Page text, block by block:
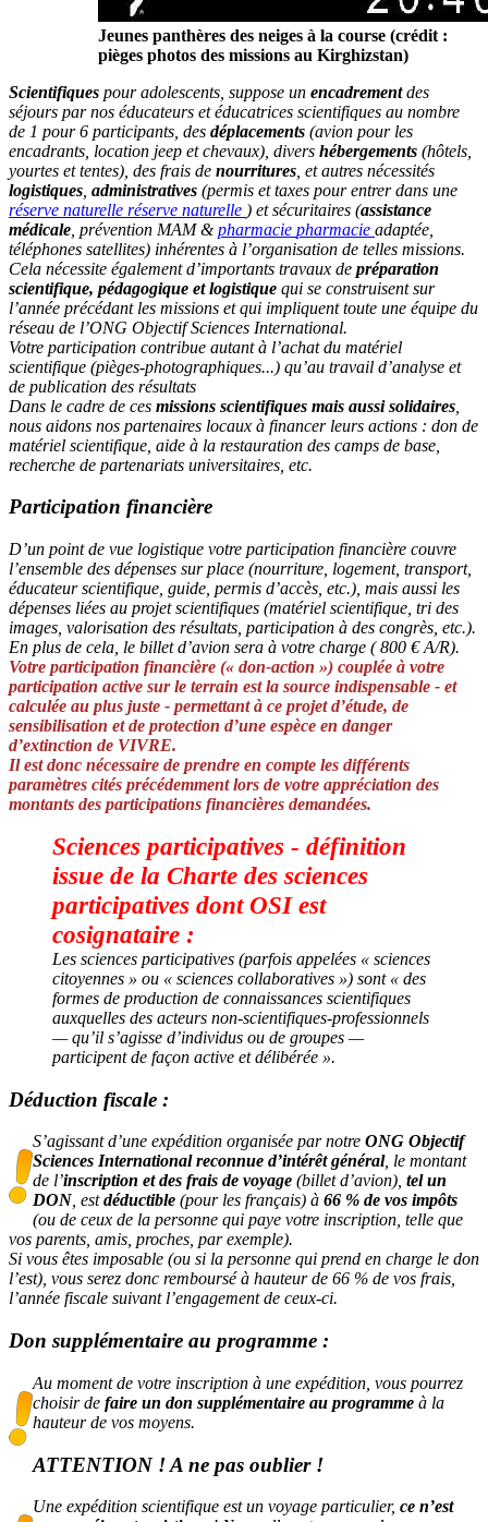
Jeunes panthères des neiges à la course (crédit :
pièges photos des missions au Kirghizstan)
Scientifiques pour adolescents, suppose un encadrementdes
séjours par nos éducateurs et éducatrices scientifiques au nombre
de 1 pour 6 participants, des déplacements (avion pour les
encadrants, location jeep et chevaux), divers hébergements (hôtels,
yourtes et tentes), des frais de nourritures , et autres nécessités
logistiques administratives (permis et taxes pour entrer dans une
réserve naturelle réserve naturelle ) et sécuritaires (assistance
médicale , prévention MAM &pharmacie pharmacie adaptée,
téléphones satellites) inhérentes à l’organisation de telles missions.
Cela nécessite également d’importants travaux de préparation
scientifique, pédagogique et logistique qui se construisent sur
l’année précédant les missions et qui impliquent toute une équipe du
réseau de l’ONG Objectif Sciences International.
Votre participation contribue autant à l’achat du matériel
scientifique (pièges-photographiques...) qu’au travail d’analyse et
de publication des résultats
Dans le cadre de ces missions scientifiques mais aussi solidaires
nous aidons nos partenaires locaux à financer leurs actions : don de
matériel scientifique, aide à la restauration des camps de base,
recherche de partenariats universitaires, etc.
Participation financière
D’un point de vue logistique votre participation financière couvre
l’ensemble des dépenses sur place (nourriture, logement, transport,
éducateur scientifique, guide, permis d’accès, etc.), mais aussi les
dépenses liées au projet scientifiques (matériel scientifique, tri des
images, valorisation des résultats, participation à des congrès, etc.).
En plus de cela, le billet d’avion sera à votre charge ( 800 € A/R).
Votre participation financière (« don-action ») couplée à votre
participation active sur le terrain est la source indispensable - et
calculée au plus juste - permettant à ce projet d’étude, de
sensibilisation et de protection d’une espèce en danger
d’extinction de VIVRE.
Il est donc nécessaire de prendre en compte les différents
paramètres cités précédemment lors de votre appréciation des
montants des participations financières demandées.
Sciences participatives - définition
issue de la Charte des sciences
participatives dont OSI est
cosignataire :
Les sciences participatives (parfois appelées « sciences
citoyennes » ou « sciences collaboratives ») sont « des
formes de production de connaissances scientifiques
auxquelles des acteurs non-scientifiques-professionnels
— qu’il s’agisse d’individus ou de groupes —
participent de façon active et délibérée ».
Déduction fiscale :
S’agissant d’une expédition organisée par notre ONG Objectif
Sciences Internationalreconnue d’intérêt général, le montant
de l’inscription et des frais de voyage (billet d’avion), tel un
DON, estdéductible (pour les français) à 66 % de vos impôts
(ou de ceux de la personne qui paye votre inscription, telle que
vos parents, amis, proches, par exemple).
Si vous êtes imposable (ou si la personne qui prend en charge le don
l’est), vous serez donc remboursé à hauteur de 66 % de vos frais,
l’année fiscale suivant l’engagement de ceux-ci.
Don supplémentaire au programme :
Au moment de votre inscription à une expédition, vous pourrez
choisir de faire un don supplémentaire au programme à la
hauteur de vos moyens.
ATTENTION ! A ne pas oublier !
Une expédition scientifique est un voyage particulier, ce n’est